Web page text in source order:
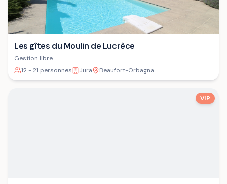
Les gîtes du Moulin de Lucrèce
Gestion libre
12 - 21 personnes
Jura Beaufort-Orbagna
VIP